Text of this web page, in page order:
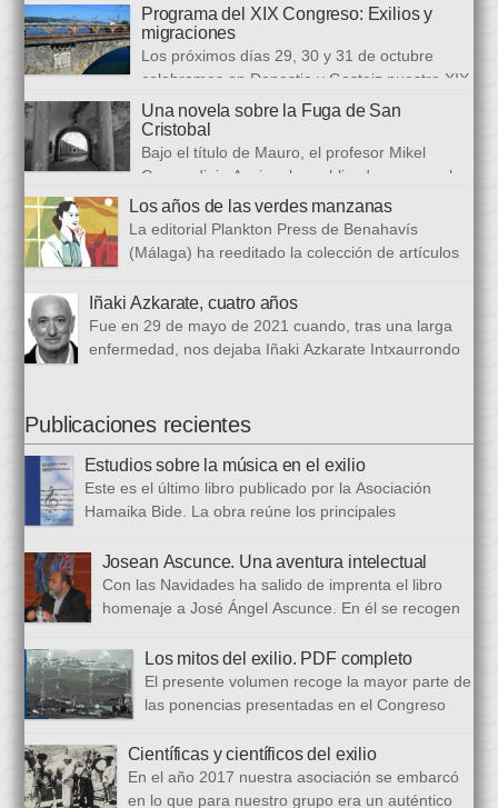
realidad actual, con numerosas referencias al pasado. El ciclo
se inició en 2024 con Cariño, soy un iai@flauta, continuó en
2025 con Los abrazos aplazados y finalizará con Las
ausencias que heredamos, directamente ligada […]
Programa del XIX Congreso: Exilios y
migraciones
Los próximos días 29, 30 y 31 de octubre
celebramos en Donostia y Gasteiz nuestro XIX
congreso internacional, con especialistas de muy diversas
universidades y procedencias. En esta ocasión se trata de
establecer paralelismos entre los fugitivos de la Guerra Civil
española y estos otros hombres y mujeres que arriban a
nuestro país desde territorios […]
Una novela sobre la Fuga de San
Cristobal
Bajo el título de Mauro, el profesor Mikel
Guerendiain Azpiroz ha publicado una novela
histórica en castellano en la que ficciona los sucesos de la
tristemente fuga del fuerte de San Cristobal, en el monte
Ezkaba, una de las mayores evasiones carcelarias de Europa,
que se convirtió en un auténtico baño de sangre: 206
republicanos […]
Los años de las verdes manzanas
La editorial Plankton Press de Benahavís
(Málaga) ha reeditado la colección de artículos
de las verdes manzanas” Cecilia García de Guilarte publicó del
1 de marzo al 24 de octubre de 1968, en el periódico franquista
La Voz de España. Esta colección, dieciséis artículos, había
sido parcialmente […]
Iñaki Azkarate, cuatro años
Fue en 29 de mayo de 2021 cuando, tras una larga
enfermedad, nos dejaba Iñaki Azkarate Intxaurrondo
desde sus mismos inicios. Entre nosotros dejó el recuerdo de
una persona trabajadora y comprometida, que huía de
protagonismos y cargos oficiales. Sus aficiones […]
Publicaciones recientes
Estudios sobre la música en el exilio
Este es el último libro publicado por la Asociación
Hamaika Bide. La obra reúne los principales
celebrado en 2023. Bajo ese epígrafe se han recogido un total
de dieciséis ponencias. El libro se ha estructurado en tres
bloques. En el primero se analizan aspectos generales del arte
popular […]
Josean Ascunce. Una aventura intelectual
Con las Navidades ha salido de imprenta el libro
homenaje a José Ángel Ascunce. En él se recogen
desde diferentes perspectivas, incluyendo una detallada
biografía, bibliografía y una recopilación fotográfica. Los
coordinadores han sido Carmen Gil Fombellida y José Ramón
Zabala. Con ellos han particidado once escritores: […]
Los mitos del exilio. PDF completo
El presente volumen recoge la mayor parte de
las ponencias presentadas en el Congreso
primera vez, hemos acordado difundirlo, además de en
formato papel, en formato PDF con la finalidad de reducir los
costes de correo que supone su difusión. En este PDF es
Científicas y científicos del exilio
En el año 2017 nuestra asociación se embarcó
en lo que para nuestro grupo era un auténtico